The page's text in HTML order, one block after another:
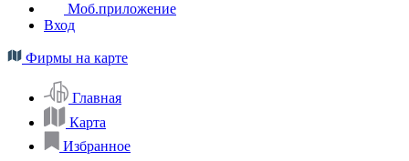
Моб.приложение
Вход
Фирмы на карте
Главная
Карта
Избранное